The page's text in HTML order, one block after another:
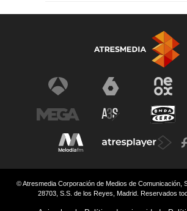
© Atresmedia Corporación de Medios de Comunicación,
28703, S.S. de los Reyes, Madrid. Reservados